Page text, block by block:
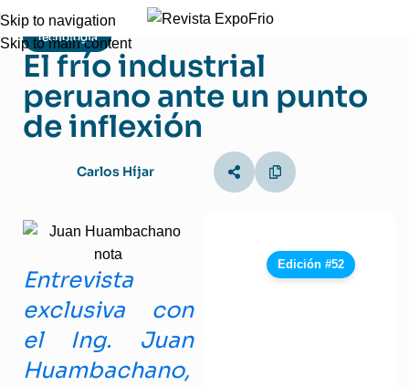
Skip to navigation
Skip to main content
Tecnología
El frío industrial
peruano ante un punto
de inflexión
Carlos Híjar
Entrevista
exclusiva con
el Ing. Juan
Huambachano,
Edición #52